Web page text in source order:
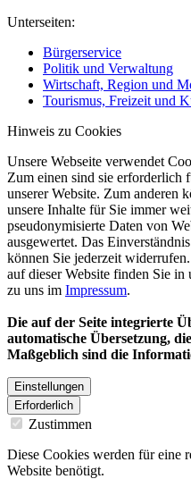
Unterseiten:
Bürgerservice
Politik und Verwaltung
Wirtschaft, Region und
Tourismus, Freizeit und
Hinweis zu Cookies
Unsere Webseite verwendet
Zum einen sind sie erforderlich
unserer Website. Zum anderen
unsere Inhalte für Sie immer
pseudonymisierte Daten von
ausgewertet. Das
können Sie jederzeit
auf dieser Website finden Sie in
zu uns im Impressum.
Die auf der Seite integrierte
automatische Übersetzung,
Maßgeblich sind die
Einstellungen
Erforderlich
Zustimmen
Diese Cookies werden für eine
Website benötigt.